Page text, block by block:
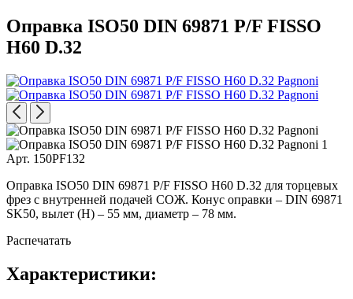
Оправка ISO50 DIN 69871 P/F FISSO
H60 D.32
Арт. 150PF132
Оправка ISO50 DIN 69871 P/F FISSO H60 D.32 для торцевых
фрез с внутренней подачей СОЖ. Конус оправки – DIN 69871
SK50, вылет (H) – 55 мм, диаметр – 78 мм.
Распечатать
Характеристики: